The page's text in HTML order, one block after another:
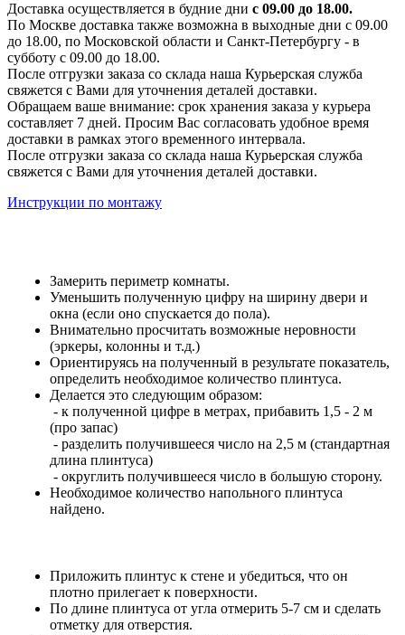
Доставка осуществляется в будние дни с 09.00 до 18.00.
По Москве доставка также возможна в выходные дни с 09.00
до 18.00, по Московской области и Санкт-Петербургу - в
субботу с 09.00 до 18.00.
После отгрузки заказа со склада наша Курьерская служба
свяжется с Вами для уточнения деталей доставки.
Обращаем ваше внимание: срок хранения заказа у курьера
составляет 7 дней. Просим Вас согласовать удобное время
доставки в рамках этого временного интервала.
После отгрузки заказа со склада наша Курьерская служба
свяжется с Вами для уточнения деталей доставки.
Инструкции по монтажу
Замерить периметр комнаты.
Уменьшить полученную цифру на ширину двери и
окна (если оно спускается до пола).
Внимательно просчитать возможные неровности
(эркеры, колонны и т.д.)
Ориентируясь на полученный в результате показатель,
определить необходимое количество плинтуса.
Делается это следующим образом:
- к полученной цифре в метрах, прибавить 1,5 - 2 м
(про запас)
- разделить получившееся число на 2,5 м (стандартная
длина плинтуса)
- округлить получившееся число в большую сторону.
Необходимое количество напольного плинтуса
найдено.
Приложить плинтус к стене и убедиться, что он
плотно прилегает к поверхности.
По длине плинтуса от угла отмерить 5-7 см и сделать
отметку для отверстия.